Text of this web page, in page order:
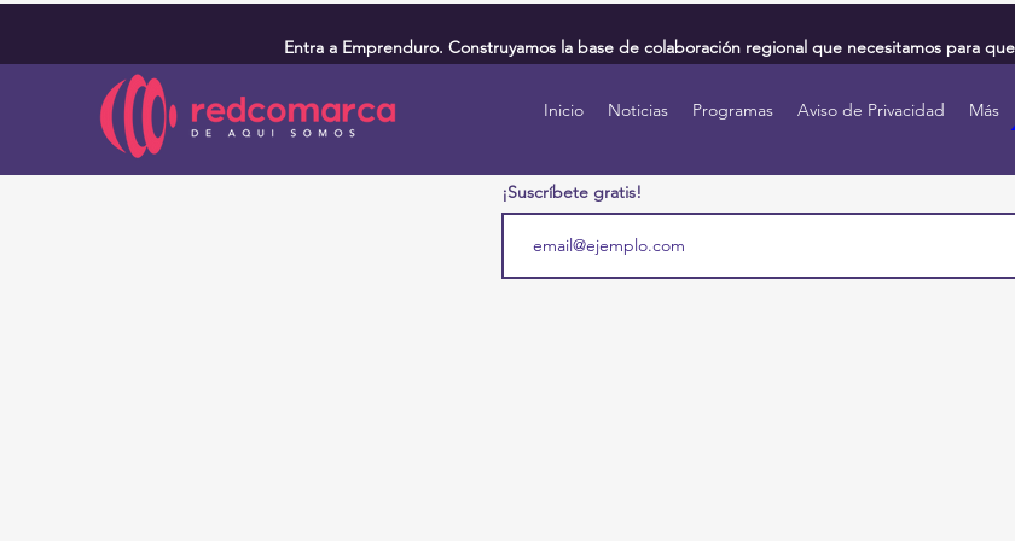
Entra a Emprenduro. Construyamos la base de colaboración regional que necesitamos para
Inicio Noticias Programas Aviso de Privacidad Más
¡Suscríbete gratis!